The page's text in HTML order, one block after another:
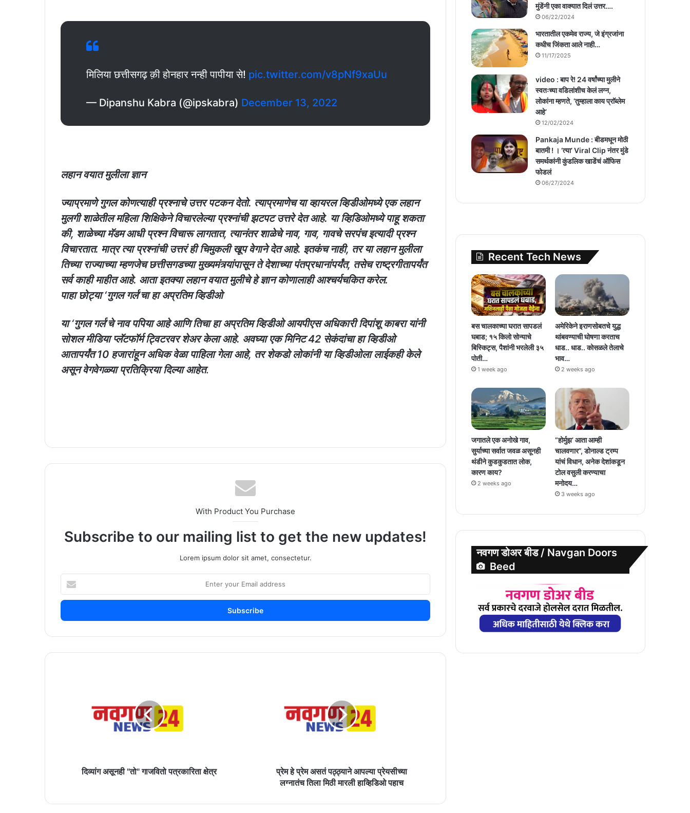
मिलिया छत्तीसगढ़ क़ी होनहार नन्ही पापीया से! pic.twitter.com/v8pNf9xaUu
— Dipanshu Kabra (@ipskabra) December 13, 2022
लहान वयात मुलीला ज्ञान
ज्याप्रमाणे गुगल कोणत्याही प्रश्नाचे उत्तर पटकन देतो. त्याप्रमाणेच या व्हायरल व्हिडीओमध्ये एक लहान
मुलगी शाळेतील महिला शिक्षिकेने विचारलेल्या प्रश्नांची झटपट उत्तरे देत आहे. या व्हिडिओमध्ये पाहू शकता
की, शाळेच्या मॅडम आधी प्रश्न विचारू लागतात, त्यानंतर शाळेचे नाव, गाव, गावचे सरपंच इत्यादी प्रश्न
विचारतात. मात्र त्या प्रश्नांची उत्तरं ही चिमुकली खूप वेगाने देत आहे. इतकंच नाही, तर या लहान मुलीला
तिच्या राज्याच्या म्हणजेच छत्तीसगडच्या मुख्यमंत्र्यांपासून ते देशाच्या पंतप्रधानांपर्यंत, तसेच राष्ट्रगीतापर्यंत
सर्व काही माहीत आहे. आता इतक्या लहान वयात मुलीचे हे ज्ञान कोणालाही आश्चर्यचकित करेल.
पाहा छोट्या ‘गुगल गर्ल’चा हा अप्रतिम व्हिडीओ
या ‘गुगल गर्ल’चे नाव पपिया आहे आणि तिचा हा अप्रतिम व्हिडीओ आयपीएस अधिकारी दिपांशू काबरा यांनी
सोशल मीडिया प्लॅटफॉर्म ट्विटरवर शेअर केला आहे. अवघ्या एक मिनिट 42 सेकंदांचा हा व्हिडीओ
आतापर्यंत 10 हजारांहून अधिक वेळा पाहिला गेला आहे, तर शेकडो लोकांनी या व्हिडीओला लाईकही केले
असून वेगवेगळ्या प्रतिक्रिया दिल्या आहेत.
With Product You Purchase
Subscribe to our mailing list to get the new updates!
Lorem ipsum dolor sit amet, consectetur.
your
Email
दिव्यांग असूनही "तो" गाजवितो पत्रकारिता क्षेत्र
पहाच
प्रेम हे प्रेम असतं पठ्ठ्याने आपल्या प्रेयसीच्या
लग्नातंच तिला मिठी मारली हाव्हिडिओ पहाच
मुंडेंनी एका वाक्यात दिलं उत्तर….
06/22/2024
भारतातील एकमेव राज्य, जे इंग्रजांना
कधीच जिंकता आले नाही…
11/17/2025
video : बाप रे! 24 वर्षांच्या मुलीने
स्वतःच्या वडिलांशीच केलं लग्न,
लोकांना म्हणते, ‘तुम्हाला काय प्राॅब्लेम
आहे’
12/02/2024
Pankaja Munde : बीडमधून मोठी
बातमी ! । ‘त्या’ Viral Clip नंतर मुंडे
समर्थकांनी कुंडलिक खाडेंचं ऑफिस
फोडलं
06/27/2024
Recent Tech News
बस चालकाच्या घरात सापडलं
घबाड; १५ किलो सोन्याचे
बिस्किट्स, पैशांनी भरलेली ३५
पोती…
1 week ago
अमेरिकेने इराणसोबतचे युद्ध
थांबवण्याची घोषणा करताच
धाड.. धाड.. कोसळले तेलाचे
भाव…
2 weeks ago
जगातले एक अनोखे गाव,
सुर्याच्या सर्वात जवळ असूनही
थंडीने कुडकुडतात लोक,
कारण काय?
2 weeks ago
”होर्मुझ’ आता आम्ही
चालवणार”, डोनाल्ड ट्रम्प
यांचं विधान, अनेक देशांकडून
टोल वसुली करण्याचा
मनोदय…
3 weeks ago
नवगण डोअर बीड / Navgan Doors
Beed